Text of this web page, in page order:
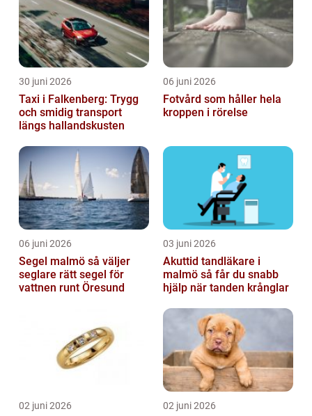
30 juni 2026
Taxi i Falkenberg: Trygg
och smidig transport
längs hallandskusten
06 juni 2026
Fotvård som håller hela
kroppen i rörelse
06 juni 2026
Segel malmö så väljer
seglare rätt segel för
vattnen runt Öresund
03 juni 2026
Akuttid tandläkare i
malmö så får du snabb
hjälp när tanden krånglar
02 juni 2026 02 juni 2026